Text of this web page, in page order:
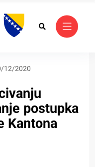
12/2020
postupka
Kantona